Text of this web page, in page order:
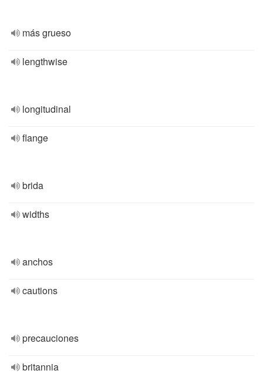
más grueso
lengthwise
longitudinal
flange
brida
widths
anchos
cautions
precauciones
britannia